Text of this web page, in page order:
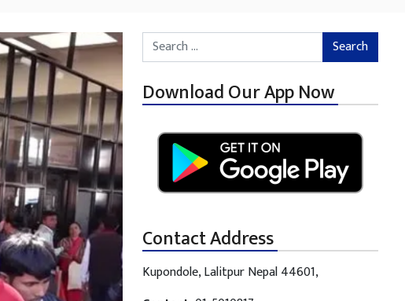
Search for:
Download Our App Now
Contact Address
Kupondole, Lalitpur Nepal 44601,